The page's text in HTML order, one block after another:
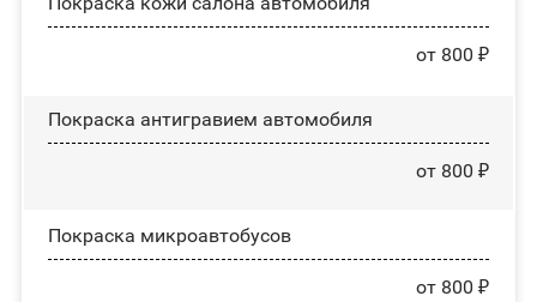
от 800 ₽
Покраска антигравием автомобиля
от 800 ₽
Покраска микроавтобусов
от 800 ₽